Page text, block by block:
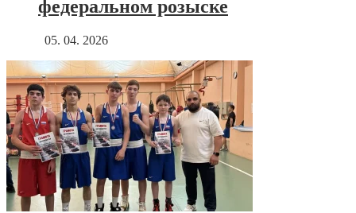
федеральном розыске
05. 04. 2026